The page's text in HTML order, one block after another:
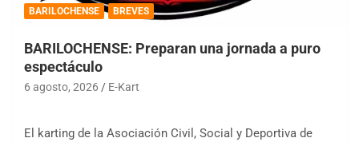
BARILOCHENSE BREVES
BARILOCHENSE: Preparan una jornada a puro
espectáculo
6 agosto, 2026 E-Kart
El karting de la Asociación Civil, Social y Deportiva de